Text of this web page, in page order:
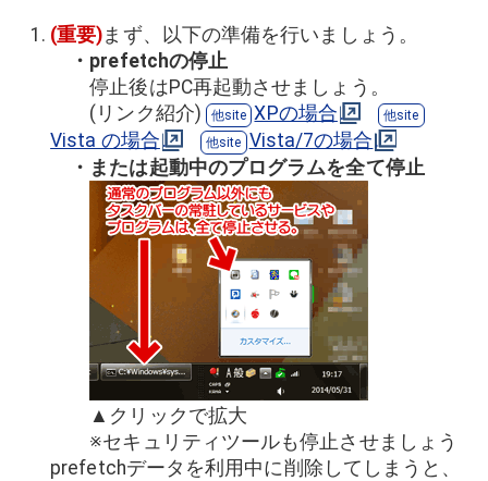
(重要) まず、以下の準備を行いましょう。
・prefetchの停止
停止後はPC再起動させましょう。
(リンク紹介)
XPの場合
Vista の場合
Vista/7の場合
・または起動中のプログラムを全て停止
▲クリックで拡大
※セキュリティツールも停止させましょう
prefetchデータを利用中に削除してしまうと、